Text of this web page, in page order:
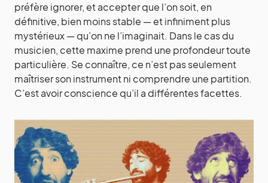
préfère ignorer, et accepter que l’on soit, en
définitive, bien moins stable — et infiniment plus
mystérieux — qu’on ne l’imaginait. Dans le cas du
musicien, cette maxime prend une profondeur toute
particulière. Se connaître, ce n’est pas seulement
maîtriser son instrument ni comprendre une partition.
C’est avoir conscience qu’il a différentes facettes.